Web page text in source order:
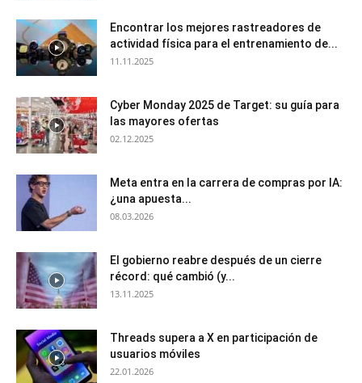
Encontrar los mejores rastreadores de
actividad física para el entrenamiento de...
11.11.2025
Cyber Monday 2025 de Target: su guía para
las mayores ofertas
02.12.2025
Meta entra en la carrera de compras por IA:
¿una apuesta...
08.03.2026
El gobierno reabre después de un cierre
récord: qué cambió (y...
13.11.2025
Threads supera a X en participación de
usuarios móviles
22.01.2026